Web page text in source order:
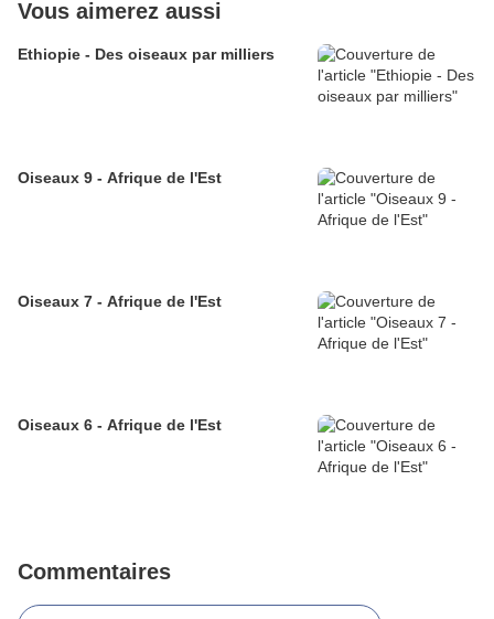
Vous aimerez aussi
Ethiopie - Des oiseaux par milliers
Oiseaux 9 - Afrique de l'Est
Oiseaux 7 - Afrique de l'Est
Oiseaux 6 - Afrique de l'Est
Commentaires